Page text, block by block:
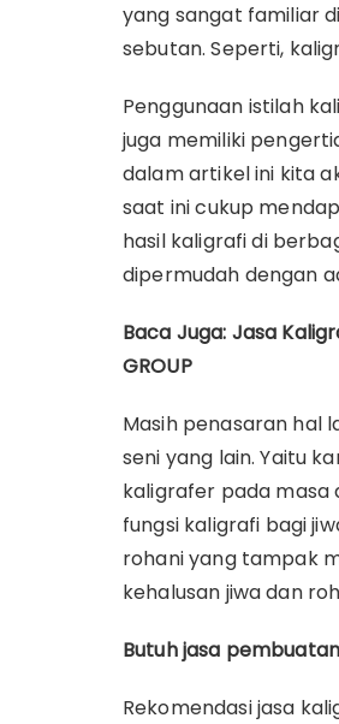
yang sangat familiar
sebutan. Seperti,
Penggunaan istilah
juga memiliki
dalam artikel ini kita
saat ini cukup
hasil kaligrafi di
dipermudah dengan
Baca Juga: Jasa
GROUP
Masih penasaran hal
seni yang lain. Yaitu
kaligrafer pada masa
fungsi kaligrafi bagi
rohani yang tampak
kehalusan jiwa dan
Butuh jasa
Rekomendasi jasa